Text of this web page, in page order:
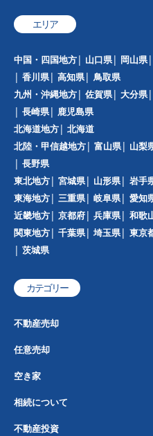
エリア
中国・四国地方 山口県 岡山県
香川県
高知県
鳥取県
九州・沖縄地方
佐賀県 大分県
長崎県
鹿児島県
北海道地方
北海道
北陸・甲信越地方
富山県 山梨
長野県
東北地方
宮城県 山形県 岩手
東海地方
三重県 岐阜県 愛知
近畿地方
京都府 兵庫県 和歌
関東地方
千葉県 埼玉県 東京
茨城県
カテゴリー
不動産売却
任意売却
空き家
相続について
不動産投資